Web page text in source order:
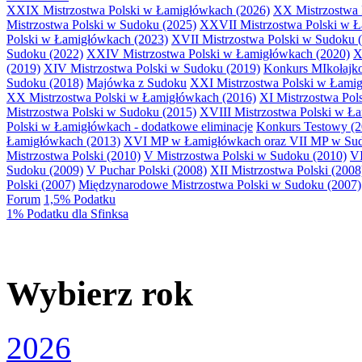
XXIX Mistrzostwa Polski w Łamigłówkach (2026) XX Mistrzostwa
Mistrzostwa Polski w Sudoku (2025) XXVII Mistrzostwa Polski w
Polski w Łamigłówkach (2023) XVII Mistrzostwa Polski w Sudoku
Sudoku (2022) XXIV Mistrzostwa Polski w Łamigłówkach (2020)
(2019) XIV Mistrzostwa Polski w Sudoku (2019) Konkurs
Sudoku (2018) Majówka z Sudoku XXI Mistrzostwa Polski w
XX Mistrzostwa Polski w Łamigłówkach (2016) XI Mistrzostwa
Mistrzostwa Polski w Sudoku (2015) XVIII Mistrzostwa Polski w
Polski w Łamigłówkach - dodatkowe eliminacje Konkurs Testowy
Łamigłówkach (2013) XVI MP w Łamigłówkach oraz VII MP w
Mistrzostwa Polski (2010) V Mistrzostwa Polski w Sudoku (2010)
Sudoku (2009) V Puchar Polski (2008) XII Mistrzostwa Polski
Polski (2007) Międzynarodowe Mistrzostwa Polski w Sudoku (2007)
Forum 1,5% Podatku
1% Podatku dla Sfinksa
Wybierz rok
2026